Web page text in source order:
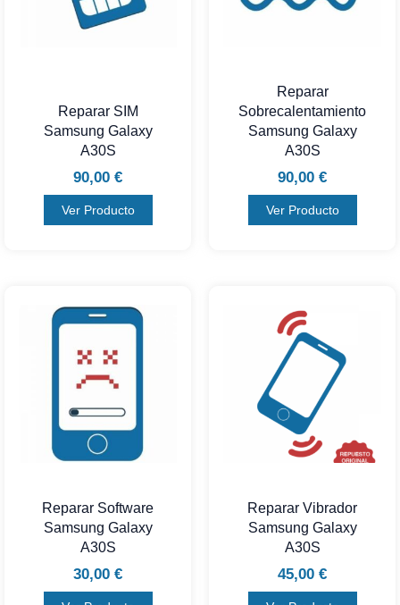
Reparar SIM
Samsung Galaxy
A30S
90,00 €
Ver Producto
Reparar
Sobrecalentamiento
Samsung Galaxy
A30S
90,00 €
Ver Producto
Reparar Software
Samsung Galaxy
A30S
30,00 €
Reparar Vibrador
Samsung Galaxy
A30S
45,00 €